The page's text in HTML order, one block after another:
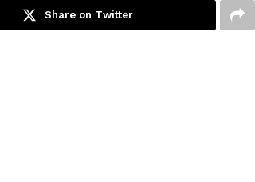
Share on Twitter